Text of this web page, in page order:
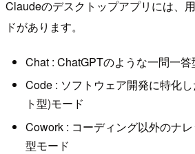
Claudeのデスクトップアプリには、
ドがあります。
Chat : ChatGPTのような一問一
Code : ソフトウェア開発に特化
ト型)モード
Cowork : コーディング以外のナ
型モード